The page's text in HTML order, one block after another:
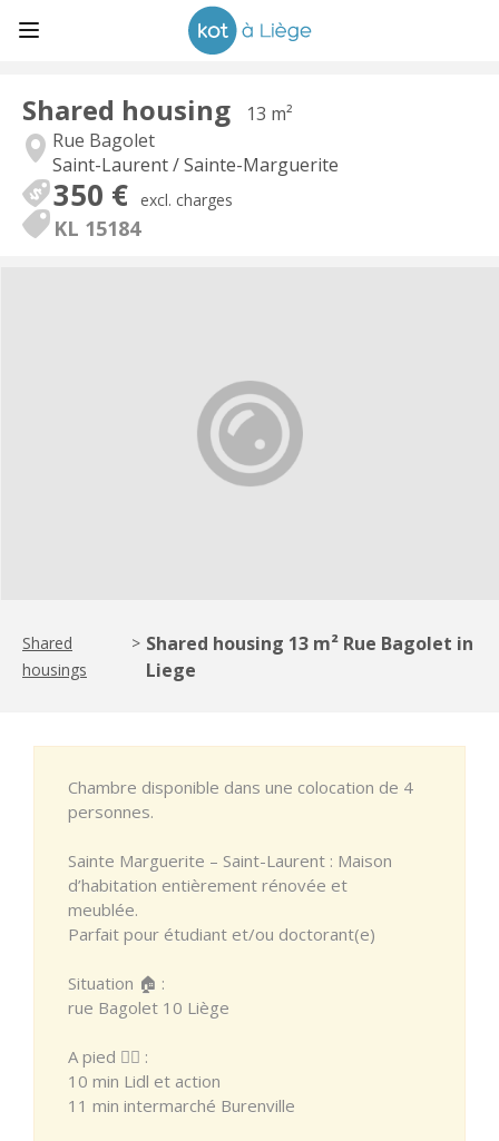
Shared housing
13 m²
Rue Bagolet
Saint-Laurent / Sainte-Marguerite
350 € excl. charges
KL 15184
Shared
housings
> Shared housing 13 m² Rue Bagolet in
Liege
Chambre disponible dans une colocation de 4
personnes.
Sainte Marguerite – Saint-Laurent : Maison
d’habitation entièrement rénovée et
meublée.
Parfait pour étudiant et/ou doctorant(e)
Situation 🏠 :
rue Bagolet 10 Liège
A pied 🚶‍♀️ :
10 min Lidl et action
11 min intermarché Burenville